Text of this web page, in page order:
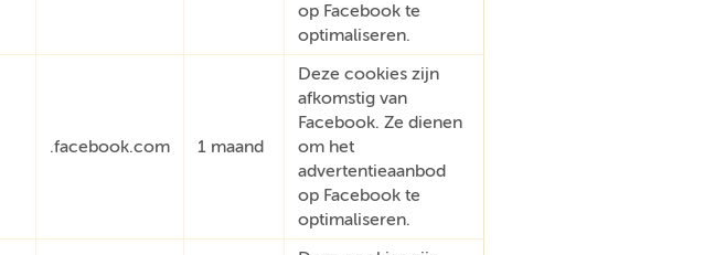
op Facebook te
optimaliseren.
.facebook.com 1 maand
Deze cookies zijn
afkomstig van
Facebook. Ze dienen
om het
advertentieaanbod
op Facebook te
optimaliseren.